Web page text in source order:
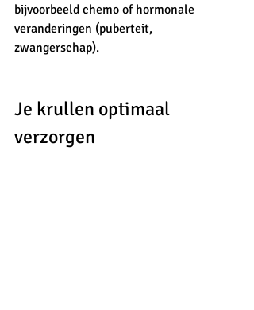
bijvoorbeeld chemo of hormonale
veranderingen (puberteit,
zwangerschap).
Je krullen optimaal
verzorgen